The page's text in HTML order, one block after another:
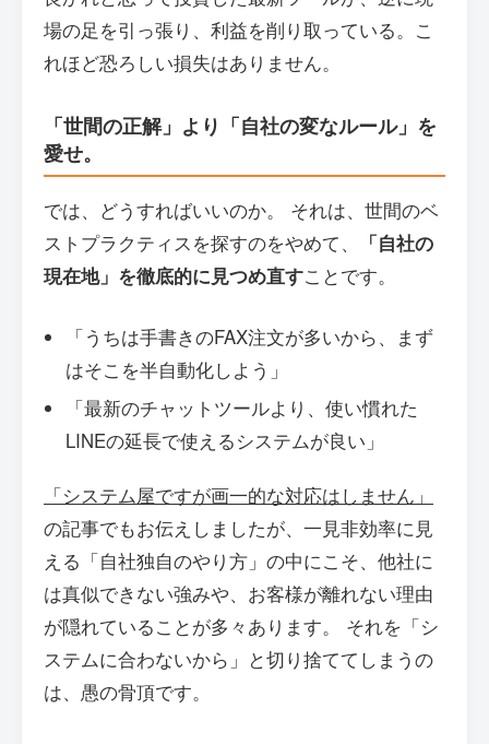
場の足を引っ張り、利益を削り取っている。こ
れほど恐ろしい損失はありません。
「世間の正解」より「自社の変なルール」を
愛せ。
では、どうすればいいのか。 それは、世間のベ
ストプラクティスを探すのをやめて、
「自社の
現在地」を徹底的に見つめ直すことです。
「うちは手書きのFAX注文が多いから、まず
はそこを半自動化しよう」
「最新のチャットツールより、使い慣れた
LINEの延長で使えるシステムが良い」
「システム屋ですが画一的な対応はしません」
の記事でもお伝えしましたが、一見非効率に見
える「自社独自のやり方」の中にこそ、他社に
は真似できない強みや、お客様が離れない理由
が隠れていることが多々あります。 それを「シ
ステムに合わないから」と切り捨ててしまうの
は、愚の骨頂です。